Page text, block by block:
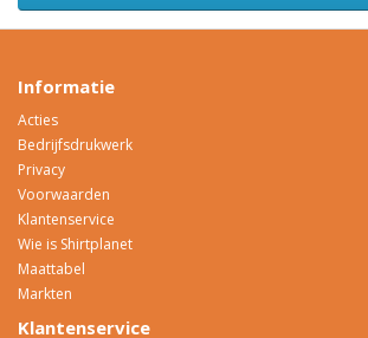
Informatie
Acties
Bedrijfsdrukwerk
Privacy
Voorwaarden
Klantenservice
Wie is Shirtplanet
Maattabel
Markten
Klantenservice